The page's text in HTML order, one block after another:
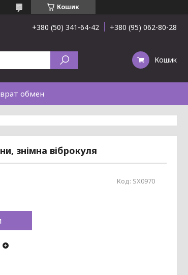
Кошик
+380 (50) 341-64-42 +380 (95) 062-80-28
Кошик
обмен
знімна віброкуля
Код: SX0970